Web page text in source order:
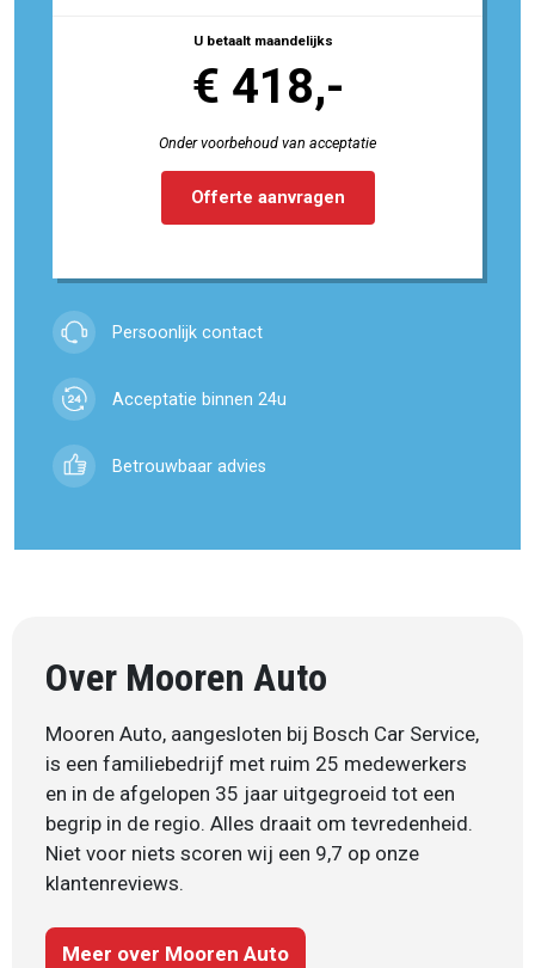
U betaalt maandelijks
€ 418,-
Onder voorbehoud van acceptatie
Offerte aanvragen
Persoonlijk contact
Acceptatie binnen 24u
Betrouwbaar advies
Over Mooren Auto
Mooren Auto, aangesloten bij Bosch Car Service,
is een familiebedrijf met ruim 25 medewerkers
en in de afgelopen 35 jaar uitgegroeid tot een
begrip in de regio. Alles draait om tevredenheid.
Niet voor niets scoren wij een 9,7 op onze
klantenreviews.
Meer over Mooren Auto